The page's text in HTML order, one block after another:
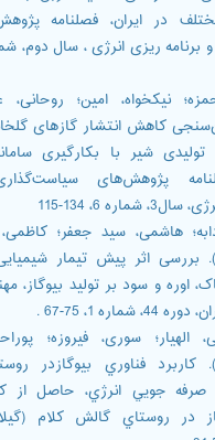
در ایران، فصلنامه
نیکخواه، امین؛ روحانی،
کاهش انتشار گازهای
شیر با بکار‌گیری
پژوهش‌های
6، 134-115
هاشمی، سید جعفر؛
(1392). بررسی اثر پیش تیمار
اوره و سود بر تولید بیوگاز،
1، 75-67 .
الهیار؛ سوری، فیروزه؛
كاربرد فناوري بيوگازدر
صرفه جويي انرژي، حاصل از
در روستاي گالش كلام